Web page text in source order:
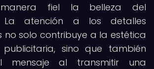
fiel la belleza del
La atención a los detalles
no solo contribuye a la estética
sino que también
mensaje al transmitir una